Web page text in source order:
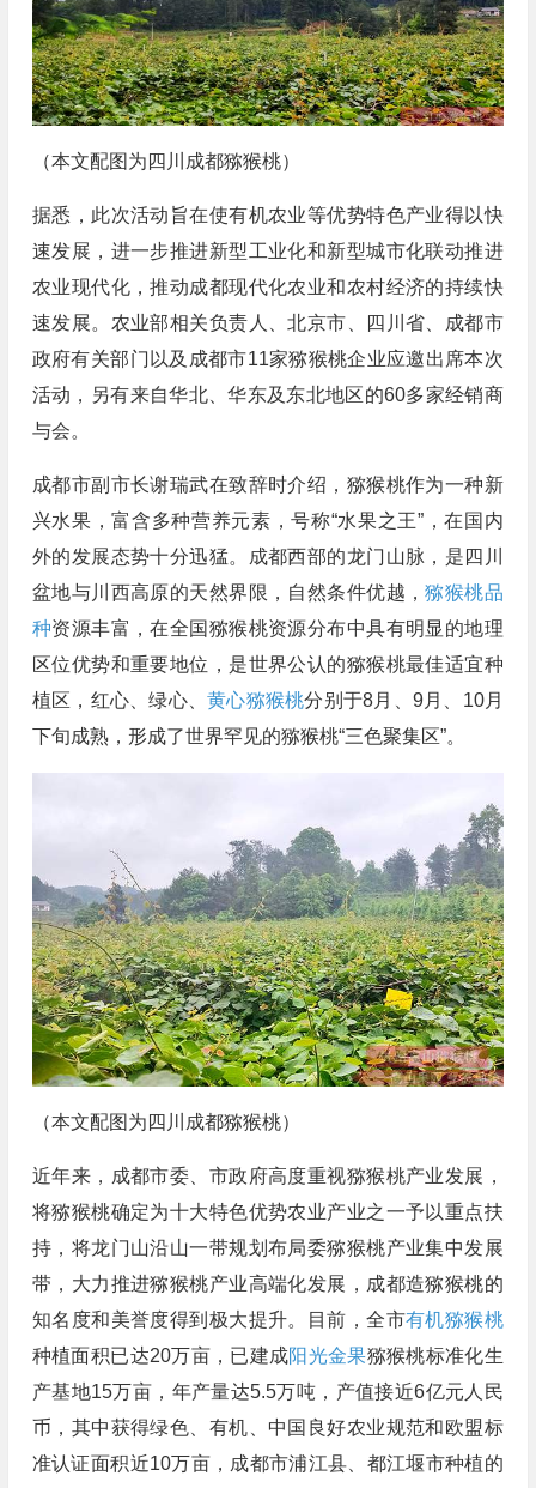
（本文配图为四川成都猕猴桃）
据悉，此次活动旨在使有机农业等优势特色产业得以快
速发展，进一步推进新型工业化和新型城市化联动推进
农业现代化，推动成都现代化农业和农村经济的持续快
速发展。农业部相关负责人、北京市、四川省、成都市
政府有关部门以及成都市11家猕猴桃企业应邀出席本次
活动，另有来自华北、华东及东北地区的60多家经销商
与会。
成都市副市长谢瑞武在致辞时介绍，猕猴桃作为一种新
兴水果，富含多种营养元素，号称“水果之王”，在国内
外的发展态势十分迅猛。成都西部的龙门山脉，是四川
盆地与川西高原的天然界限，自然条件优越，猕猴桃品
种资源丰富，在全国猕猴桃资源分布中具有明显的地理
区位优势和重要地位，是世界公认的猕猴桃最佳适宜种
植区，红心、绿心、黄心猕猴桃分别于8月、9月、10月
下旬成熟，形成了世界罕见的猕猴桃“三色聚集区”。
（本文配图为四川成都猕猴桃）
近年来，成都市委、市政府高度重视猕猴桃产业发展，
将猕猴桃确定为十大特色优势农业产业之一予以重点扶
持，将龙门山沿山一带规划布局委猕猴桃产业集中发展
带，大力推进猕猴桃产业高端化发展，成都造猕猴桃的
知名度和美誉度得到极大提升。目前，全市有机猕猴桃
种植面积已达20万亩，已建成阳光金果猕猴桃标准化生
产基地15万亩，年产量达5.5万吨，产值接近6亿元人民
币，其中获得绿色、有机、中国良好农业规范和欧盟标
准认证面积近10万亩，成都市浦江县、都江堰市种植的